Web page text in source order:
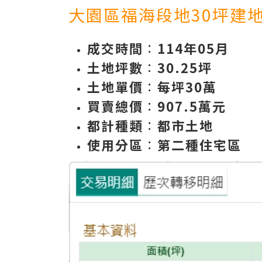
大園區福海段地30坪建
成交時間 ∶ 114年05月
土地坪數 ∶ 30.25坪
土地單價 ∶ 每坪30萬
買賣總價 ∶ 907.5萬元
都計種類 ∶ 都市土地
使用分區 ∶ 第二種住宅區